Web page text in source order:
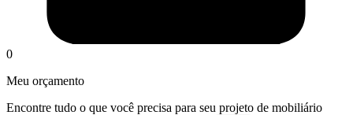
0
Meu orçamento
Encontre tudo o que você precisa para seu projeto de mobiliário